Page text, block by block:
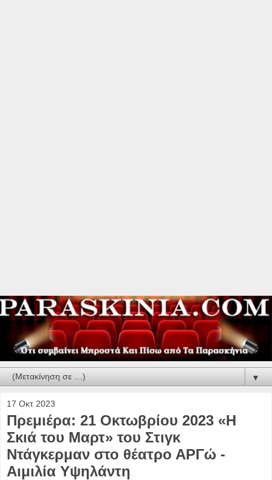
▼
17 Οκτ 2023
Πρεμιέρα: 21 Οκτωβρίου 2023 «Η
Σκιά του Μαρτ» του Στιγκ
Ντάγκερμαν στο θέατρο ΑΡΓώ -
Αιμιλία Υψηλάντη